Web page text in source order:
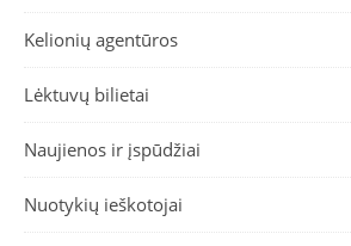
Kelionių agentūros
Lėktuvų bilietai
Naujienos ir įspūdžiai
Nuotykių ieškotojai